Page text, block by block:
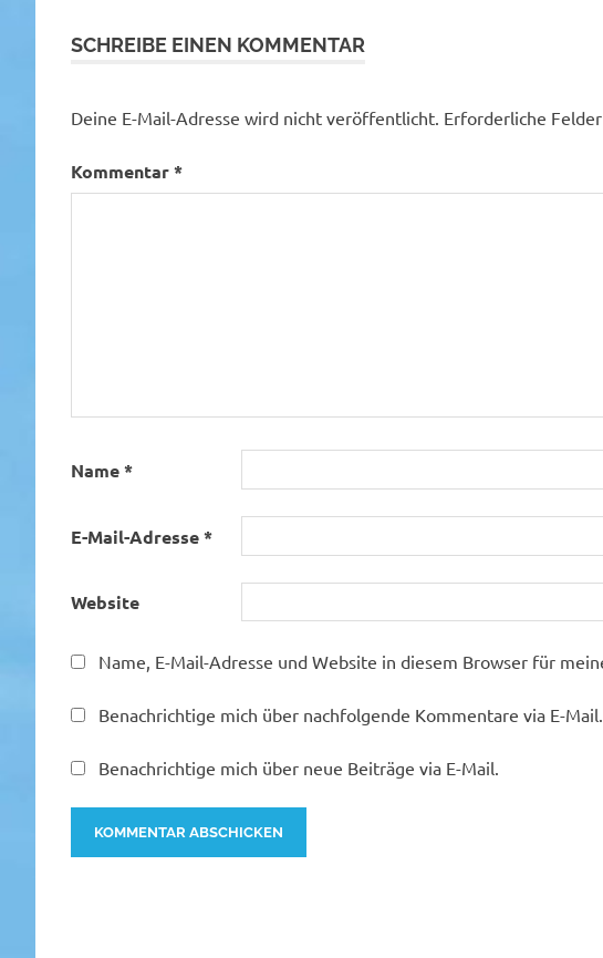
SCHREIBE EINEN KOMMENTAR
Deine E-Mail-Adresse wird nicht veröffentlicht. Erforderliche
Kommentar*
Name*
E-Mail-Adresse*
Website
Name, E-Mail-Adresse und Website in diesem Browser für
Benachrichtige mich über nachfolgende Kommentare via E-Mail.
Benachrichtige mich über neue Beiträge via E-Mail.